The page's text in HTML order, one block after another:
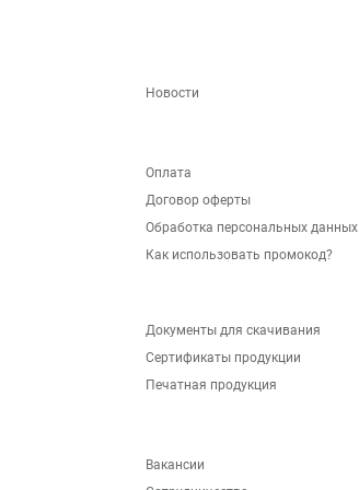
Новости
Оплата
Договор оферты
Обработка персональных данных
Как использовать промокод?
Документы для скачивания
Сертификаты продукции
Печатная продукция
Вакансии